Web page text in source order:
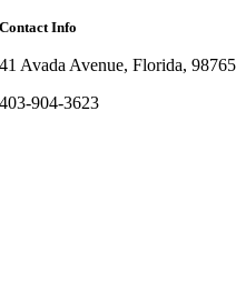
Contact Info
41 Avada Avenue, Florida, 98765
403-904-3623